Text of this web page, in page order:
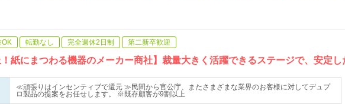
OK 転勤なし 完全週休2日制 第二新卒歓迎
！紙にまつわる機器のメーカー商社】裁量大きく活躍できるステージで、安定し
≪頑張りはインセンティブで還元 ≫民間から官公庁、またさまざまな業界のお客様に対してデュプ
ロ製品の提案をお任せします。 ※既存顧客が9割以上